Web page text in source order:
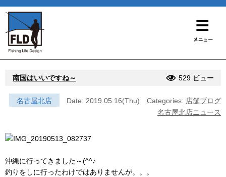
南国はいいですね～ 529 ビュー
名古屋北店 Date: 2019.05.16(Thu) Categories: 店舗ブログ
名古屋北店ニュース
沖縄に行ってきました～(^^♪
釣りをしに行ったわけではありませんが。。。